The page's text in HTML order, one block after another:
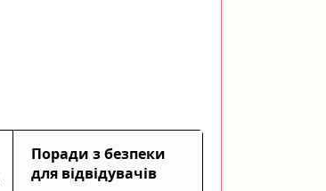
Поради з безпеки
для відвідувачів